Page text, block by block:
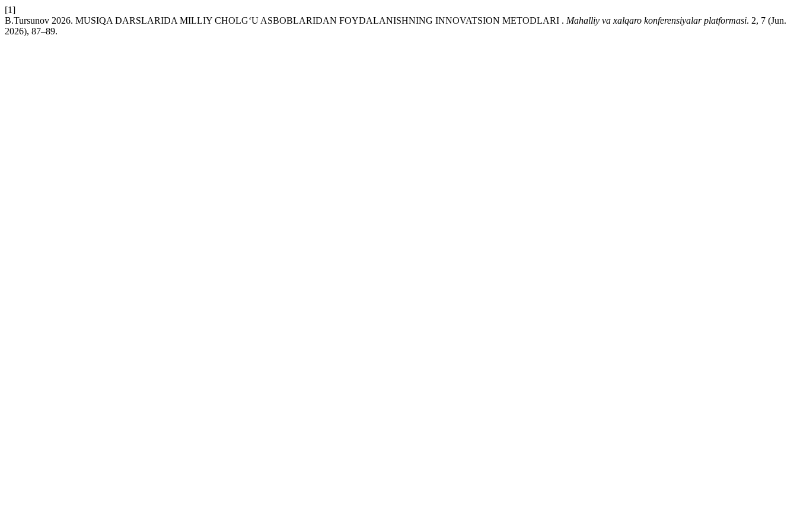
[1]
B.Tursunov 2026. MUSIQA DARSLARIDA MILLIY CHOLG‘U ASBOBLARIDAN FOYDALANISHNING INNOVATSION METODLARI . Mahalliy va xalqaro konferensiyalar platformasi. 2, 7 (Jun.
2026), 87–89.